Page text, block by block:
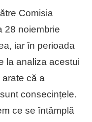
Comisia
28 noiembrie
iar în perioada
la analiza acestui
arate că a
consecințele.
ce se întâmplă